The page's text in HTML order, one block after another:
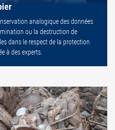
analogique des données
ou la destruction de
dans le respect de la protection
à des experts.